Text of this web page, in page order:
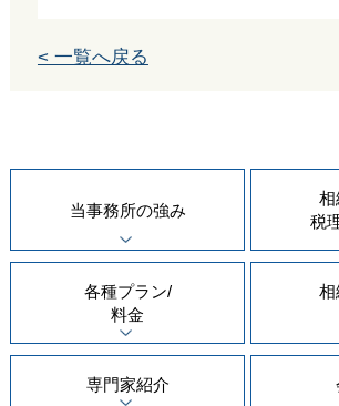
< 一覧へ戻る
当事務所の強み
相
税
各種プラン/
料金
相
専門家紹介